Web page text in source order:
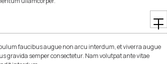
faucibus augue non arcu interdum, et viverra augue
gravida semper consectetur. Nam volutpat ante vitae